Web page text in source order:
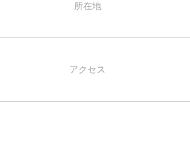
所在地
アクセス